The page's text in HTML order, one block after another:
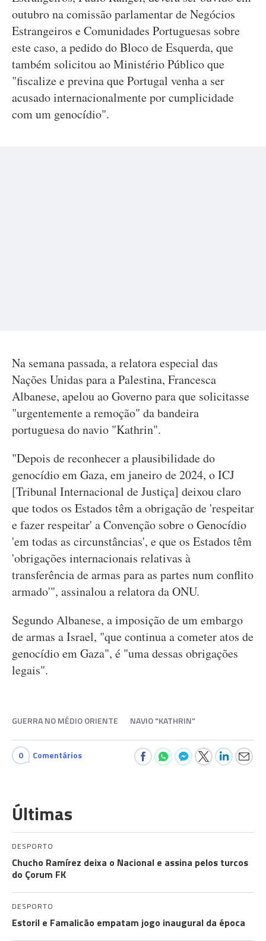
outubro na comissão parlamentar de Negócios
Estrangeiros e Comunidades Portuguesas sobre
este caso, a pedido do Bloco de Esquerda, que
também solicitou ao Ministério Público que
"fiscalize e previna que Portugal venha a ser
acusado internacionalmente por cumplicidade
com um genocídio".
Na semana passada, a relatora especial das
Nações Unidas para a Palestina, Francesca
Albanese, apelou ao Governo para que solicitasse
"urgentemente a remoção" da bandeira
portuguesa do navio "Kathrin".
"Depois de reconhecer a plausibilidade do
genocídio em Gaza, em janeiro de 2024, o ICJ
[Tribunal Internacional de Justiça] deixou claro
que todos os Estados têm a obrigação de 'respeitar
e fazer respeitar' a Convenção sobre o Genocídio
'em todas as circunstâncias', e que os Estados têm
'obrigações internacionais relativas à
transferência de armas para as partes num conflito
armado'", assinalou a relatora da ONU.
Segundo Albanese, a imposição de um embargo
de armas a Israel, "que continua a cometer atos de
genocídio em Gaza", é "uma dessas obrigações
legais".
GUERRA NO MÉDIO ORIENTE NAVIO "KATHRIN"
0 Comentários
Últimas
DESPORTO
Chucho Ramírez deixa o Nacional e assina pelos turcos
do Çorum FK
DESPORTO
Estoril e Famalicão empatam jogo inaugural da época